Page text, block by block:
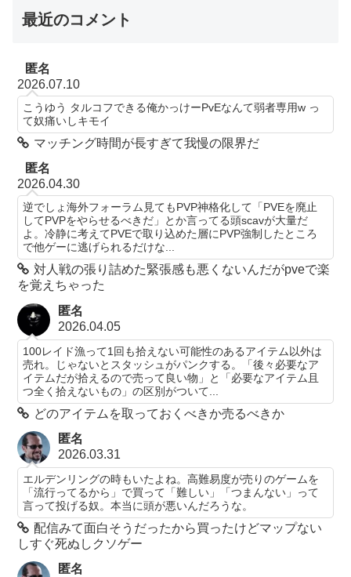
最近のコメント
匿名
2026.07.10
こうゆう タルコフできる俺かっけーPvEなんて弱者専用w っ
て奴痛いしキモイ
マッチング時間が長すぎて我慢の限界だ
匿名
2026.04.30
逆でしょ海外フォーラム見てもPVP神格化して「PVEを廃止
してPVPをやらせるべきだ」とか言ってる頭scavが大量だ
よ。冷静に考えてPVEで取り込めた層にPVP強制したところ
で他ゲーに逃げられるだけな...
対人戦の張り詰めた緊張感も悪くないんだがpveで楽
を覚えちゃった
匿名
2026.04.05
100レイド漁って1回も拾えない可能性のあるアイテム以外は
売れ。じゃないとスタッシュがパンクする。「後々必要なア
イテムだが拾えるので売って良い物」と「必要なアイテム且
つ全く拾えないもの」の区別がついて...
どのアイテムを取っておくべきか売るべきか
匿名
2026.03.31
エルデンリングの時もいたよね。高難易度が売りのゲームを
「流行ってるから」で買って「難しい」「つまんない」って
言って投げる奴。本当に頭が悪いんだろうな。
配信みて面白そうだったから買ったけどマップない
しすぐ死ぬしクソゲー
匿名